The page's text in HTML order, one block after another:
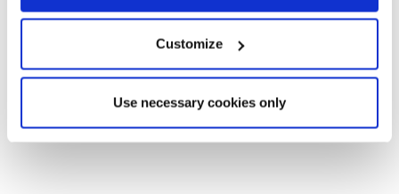
Customize
Use necessary cookies only